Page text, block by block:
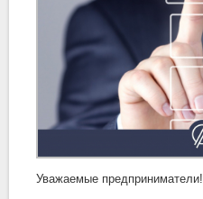
Уважаемые предприниматели!